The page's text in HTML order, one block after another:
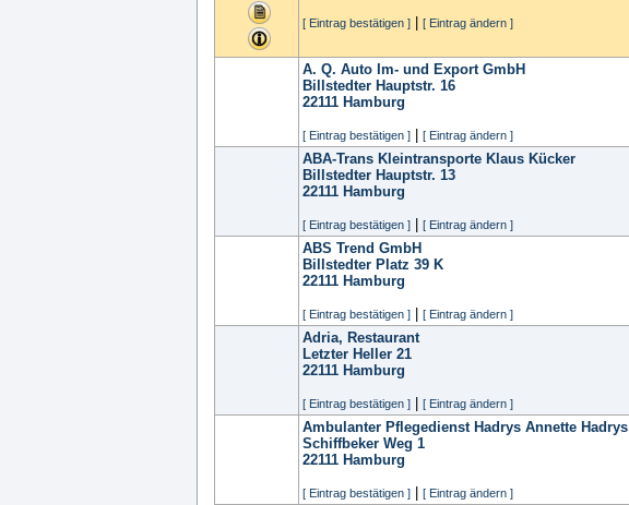
[ Eintrag bestätigen ] [ Eintrag ändern ]
A. Q. Auto Im- und Export GmbH
Billstedter Hauptstr. 16
22111 Hamburg
[ Eintrag bestätigen ] [ Eintrag ändern ]
ABA-Trans Kleintransporte Klaus Kücker
Billstedter Hauptstr. 13
22111 Hamburg
[ Eintrag bestätigen ] [ Eintrag ändern ]
ABS Trend GmbH
Billstedter Platz 39 K
22111 Hamburg
[ Eintrag bestätigen ] [ Eintrag ändern ]
Adria, Restaurant
Letzter Heller 21
22111 Hamburg
[ Eintrag bestätigen ] [ Eintrag ändern ]
Ambulanter Pflegedienst Hadrys Annette Hadrys
Schiffbeker Weg 1
22111 Hamburg
[ Eintrag bestätigen ] [ Eintrag ändern ]